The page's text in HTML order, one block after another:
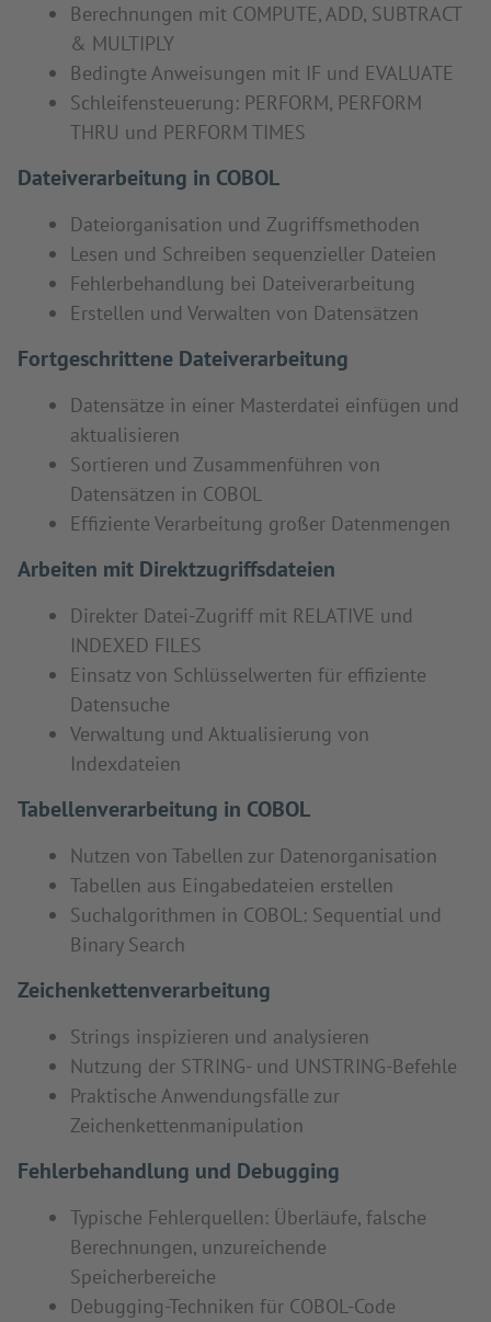
Berechnungen mit COMPUTE, ADD, SUBTRACT
& MULTIPLY
Bedingte Anweisungen mit IF und EVALUATE
Schleifensteuerung: PERFORM, PERFORM
THRU und PERFORM TIMES
Dateiverarbeitung in COBOL
Dateiorganisation und Zugriffsmethoden
Lesen und Schreiben sequenzieller Dateien
Fehlerbehandlung bei Dateiverarbeitung
Erstellen und Verwalten von Datensätzen
Fortgeschrittene Dateiverarbeitung
Datensätze in einer Masterdatei einfügen und
aktualisieren
Sortieren und Zusammenführen von
Datensätzen in COBOL
Effiziente Verarbeitung großer Datenmengen
Arbeiten mit Direktzugriffsdateien
Direkter Datei-Zugriff mit RELATIVE und
INDEXED FILES
Einsatz von Schlüsselwerten für effiziente
Datensuche
Verwaltung und Aktualisierung von
Indexdateien
Tabellenverarbeitung in COBOL
Nutzen von Tabellen zur Datenorganisation
Tabellen aus Eingabedateien erstellen
Suchalgorithmen in COBOL: Sequential und
Binary Search
Zeichenkettenverarbeitung
Strings inspizieren und analysieren
Nutzung der STRING- und UNSTRING-Befehle
Praktische Anwendungsfälle zur
Zeichenkettenmanipulation
Fehlerbehandlung und Debugging
Typische Fehlerquellen: Überläufe, falsche
Berechnungen, unzureichende
Speicherbereiche
Debugging-Techniken für COBOL-Code